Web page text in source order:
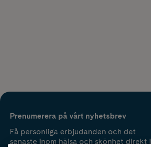
Prenumerera på vårt nyhetsbrev
Få personliga erbjudanden och det
senaste inom hälsa och skönhet direkt i